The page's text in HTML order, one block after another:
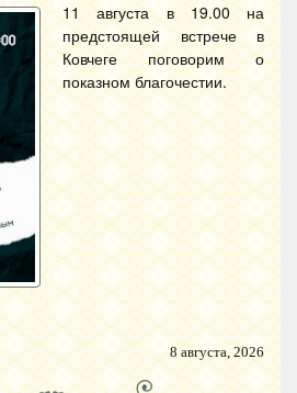
11 августа в 19.00 на
предстоящей встрече в
Ковчеге поговорим о
показном благочестии.
8 августа, 2026